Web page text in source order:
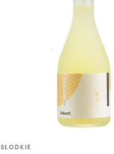
SŁODKIE